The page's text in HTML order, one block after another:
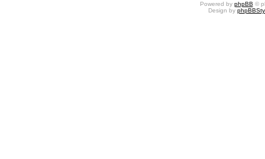
Powered by phpBB ©
Design by